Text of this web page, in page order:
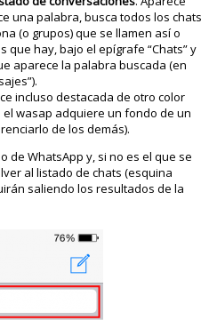
una palabra, busca todos los chats
(o grupos) que se llamen así o
que hay, bajo el epígrafe “Chats” y
aparece la palabra buscada (en
incluso destacada de otro color
wasap adquiere un fondo de un
de los demás).
de WhatsApp y, si no es el que se
al listado de chats (esquina
saliendo los resultados de la